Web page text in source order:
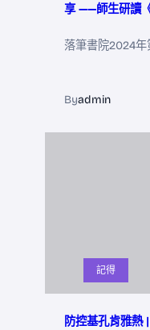
享 ——師生研讀《
落筆書院2024
Byadmin
記得
防控基孔肯雅熱